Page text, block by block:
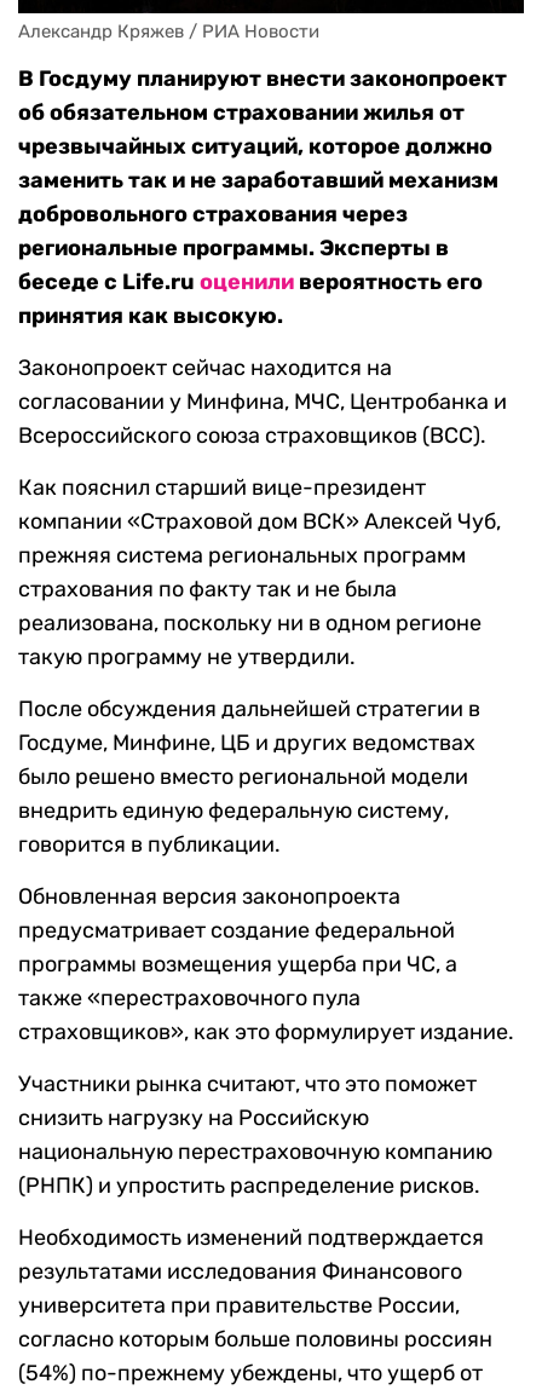
Александр Кряжев / РИА Новости
В Госдуму планируют внести законопроект
об обязательном страховании жилья от
чрезвычайных ситуаций, которое должно
заменить так и не заработавший механизм
добровольного страхования через
региональные программы. Эксперты в
беседе с Life.ru оценили вероятность его
принятия как высокую.
Законопроект сейчас находится на
согласовании у Минфина, МЧС, Центробанка и
Всероссийского союза страховщиков (ВСС).
Как пояснил старший вице-президент
компании «Страховой дом ВСК» Алексей Чуб,
прежняя система региональных программ
страхования по факту так и не была
реализована, поскольку ни в одном регионе
такую программу не утвердили.
После обсуждения дальнейшей стратегии в
Госдуме, Минфине, ЦБ и других ведомствах
было решено вместо региональной модели
внедрить единую федеральную систему,
говорится в публикации.
Обновленная версия законопроекта
предусматривает создание федеральной
программы возмещения ущерба при ЧС, а
также «перестраховочного пула
страховщиков», как это формулирует издание.
Участники рынка считают, что это поможет
снизить нагрузку на Российскую
национальную перестраховочную компанию
(РНПК) и упростить распределение рисков.
Необходимость изменений подтверждается
результатами исследования Финансового
университета при правительстве России,
согласно которым больше половины россиян
(54%) по-прежнему убеждены, что ущерб от